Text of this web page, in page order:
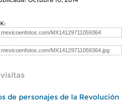
visitas
de personajes de la Revolución